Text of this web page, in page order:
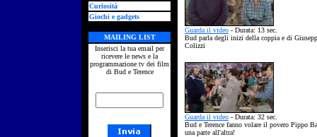
Curiosità
Giochi e gadgets
MAILING LIST
Inserisci la tua email per
ricevere le news e la
programmazione tv dei film
di Bud e Terence
Guarda il video - Durata: 13 sec.
Bud parla degli inizi della coppia e di
Colizzi
Guarda il video - Durata: 32 sec.
Bud e Terence fanno volare il povero Pippo
una parte all'altra!